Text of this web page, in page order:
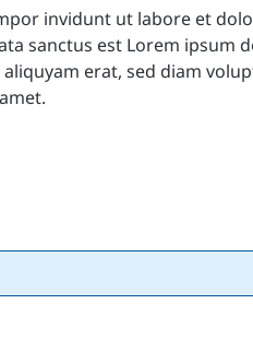
invidunt ut labore et
sanctus est Lorem
erat, sed diam